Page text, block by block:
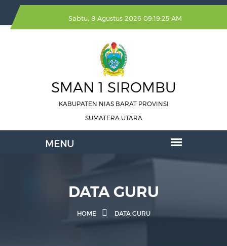
Sabtu, 8 Agustus 2026 09:19:26 AM
SMAN 1 SIROMBU
KABUPATEN NIAS BARAT PROVINSI
SUMATERA UTARA
DATA GURU
HOME DATA GURU